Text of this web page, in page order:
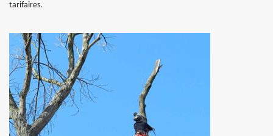
tarifaires.